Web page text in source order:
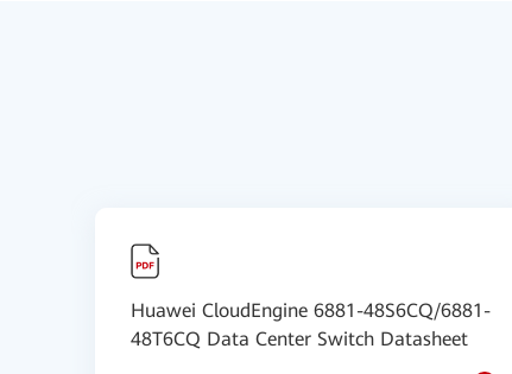
Huawei CloudEngine 6881-48S6CQ/6881-
48T6CQ Data Center Switch Datasheet